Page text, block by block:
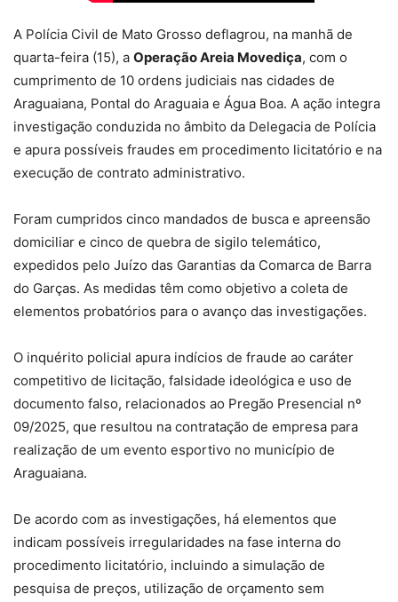
A Polícia Civil de Mato Grosso deflagrou, na manhã de
quarta-feira (15), a Operação Areia Movediça, com o
cumprimento de 10 ordens judiciais nas cidades de
Araguaiana, Pontal do Araguaia e Água Boa. A ação integra
investigação conduzida no âmbito da Delegacia de Polícia
e apura possíveis fraudes em procedimento licitatório e na
execução de contrato administrativo.
Foram cumpridos cinco mandados de busca e apreensão
domiciliar e cinco de quebra de sigilo telemático,
expedidos pelo Juízo das Garantias da Comarca de Barra
do Garças. As medidas têm como objetivo a coleta de
elementos probatórios para o avanço das investigações.
O inquérito policial apura indícios de fraude ao caráter
competitivo de licitação, falsidade ideológica e uso de
documento falso, relacionados ao Pregão Presencial nº
09/2025, que resultou na contratação de empresa para
realização de um evento esportivo no município de
Araguaiana.
De acordo com as investigações, há elementos que
indicam possíveis irregularidades na fase interna do
procedimento licitatório, incluindo a simulação de
pesquisa de preços, utilização de orçamento sem